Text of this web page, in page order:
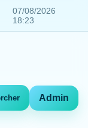
07/08/2026
18:23
Admin